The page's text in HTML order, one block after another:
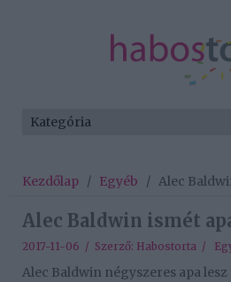
Kezdőlap / Egyéb / Alec
Alec Baldwin ismét
2017-11-06 / Szerző: Habostorta /
Alec Baldwin négyszeres apa lesz